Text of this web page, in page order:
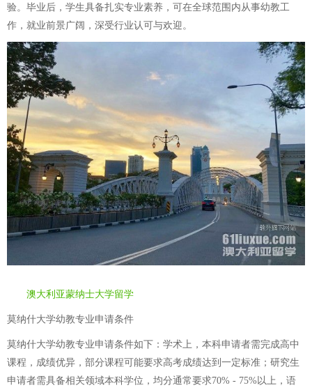
验。毕业后，学生具备扎实专业素养，可在全球范围内从事幼教工
作，就业前景广阔，深受行业认可与欢迎。
澳大利亚蒙纳士大学留学
莫纳什大学幼教专业申请条件
莫纳什大学幼教专业申请条件如下：学术上，本科申请者需完成高中
课程，成绩优异，部分课程可能要求高考成绩达到一定标准；研究生
申请者需具备相关领域本科学位，均分通常要求70% - 75%以上，语